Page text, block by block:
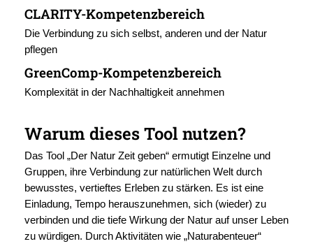
CLARITY-Kompetenzbereich
Die Verbindung zu sich selbst, anderen und der Natur
pflegen
GreenComp-Kompetenzbereich
Komplexität in der Nachhaltigkeit annehmen
Warum dieses Tool nutzen?
Das Tool „Der Natur Zeit geben“ ermutigt Einzelne und
Gruppen, ihre Verbindung zur natürlichen Welt durch
bewusstes, vertieftes Erleben zu stärken. Es ist eine
Einladung, Tempo herauszunehmen, sich (wieder) zu
verbinden und die tiefe Wirkung der Natur auf unser Leben
zu würdigen. Durch Aktivitäten wie „Naturabenteuer“